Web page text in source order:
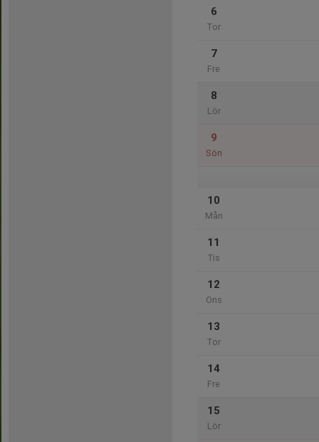
6
Tor
7
Fre
8
Lör
9
Sön
10
Mån
11
Tis
12
Ons
13
Tor
14
Fre
15
Lör